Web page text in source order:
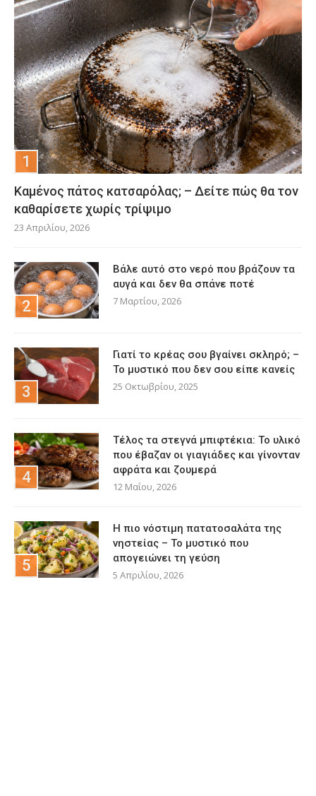
Καμένος πάτος κατσαρόλας; – Δείτε πώς θα τον
καθαρίσετε χωρίς τρίψιμο
23 Απριλίου, 2026
Βάλε αυτό στο νερό που βράζουν τα
αυγά και δεν θα σπάνε ποτέ
7 Μαρτίου, 2026
Γιατί το κρέας σου βγαίνει σκληρό; –
Το μυστικό που δεν σου είπε κανείς
25 Οκτωβρίου, 2025
Τέλος τα στεγνά μπιφτέκια: Το υλικό
που έβαζαν οι γιαγιάδες και γίνονταν
αφράτα και ζουμερά
12 Μαΐου, 2026
Η πιο νόστιμη πατατοσαλάτα της
νηστείας – Το μυστικό που
απογειώνει τη γεύση
5 Απριλίου, 2026